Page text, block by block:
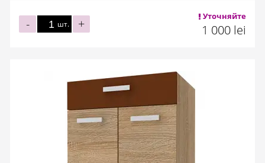
шт. +
- Уточняйте
1 000 lei